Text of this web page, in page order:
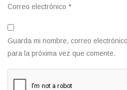
Correo electrónico *
Guarda mi nombre, correo
para la próxima vez que comente.